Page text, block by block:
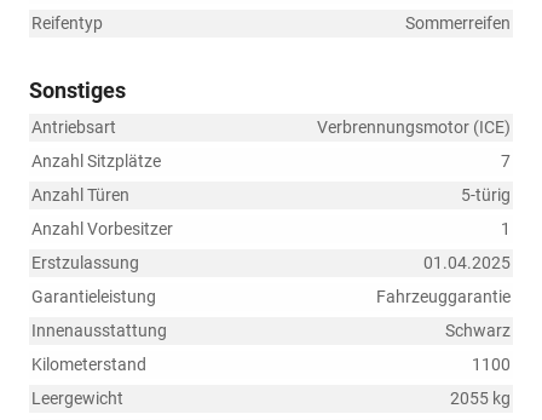
Reifentyp
Sommerreifen
Sonstiges
Antriebsart
Verbrennungsmotor (ICE)
Anzahl Sitzplätze
7
Anzahl Türen
5-türig
Anzahl Vorbesitzer
1
Erstzulassung
01.04.2025
Garantieleistung
Fahrzeuggarantie
Innenausstattung
Schwarz
Kilometerstand
1100
Leergewicht
2055 kg